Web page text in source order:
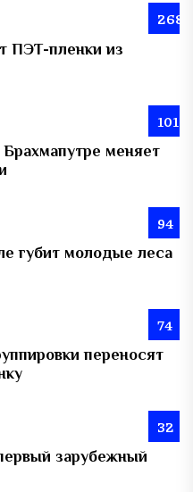
268
ПЭТ-пленки из
101
меняет
94
губит молодые леса
74
переносят
32
зарубежный